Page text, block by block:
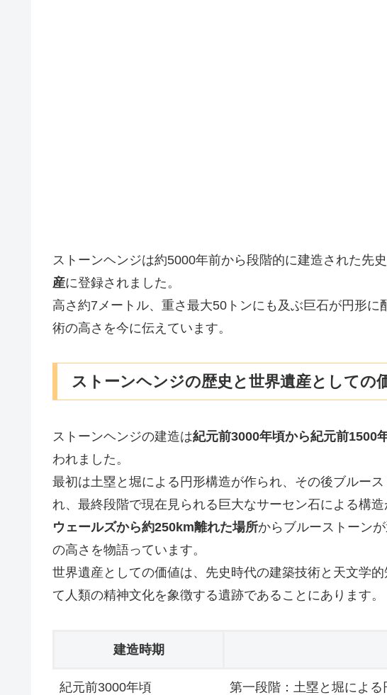
ストーンヘンジは約5000年前から段階的に建造された先史
産に登録されました。
高さ約7メートル、重さ最大50トンにも及ぶ巨石が円形
術の高さを今に伝えています。
ストーンヘンジの歴史と世界遺産としての
ストーンヘンジの建造は紀元前3000年頃から紀元前1500
われました。
最初は土塁と堀による円形構造が作られ、その後ブルー
れ、最終段階で現在見られる巨大なサーセン石による構造
ウェールズから約250km離れた場所からブルーストーン
の高さを物語っています。
世界遺産としての価値は、先史時代の建築技術と天文学
て人類の精神文化を象徴する遺跡であることにあります。
建造時期
紀元前3000年頃 第一段階：土塁と堀による